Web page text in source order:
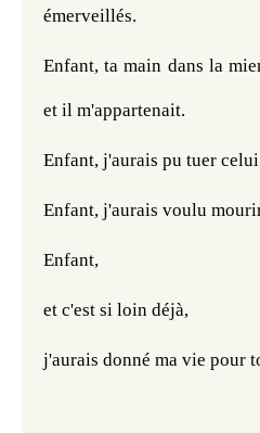
émerveillés.
Enfant, ta main dans la
et il m'appartenait.
Enfant, j'aurais pu tuer
Enfant, j'aurais voulu
Enfant,
et c'est si loin déjà,
j'aurais donné ma vie pour